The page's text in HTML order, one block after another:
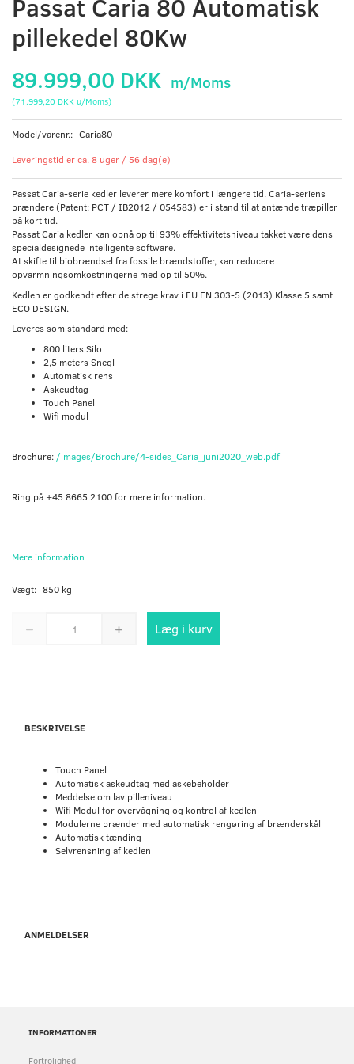
Passat Caria 80 Automatisk
pillekedel 80Kw
89.999,00 DKK m/Moms
(71.999,20 DKK u/Moms)
Model/varenr.: Caria80
Leveringstid er ca. 8 uger / 56 dag(e)
Passat Caria-serie kedler leverer mere komfort i længere tid. Caria-seriens
brændere (Patent: PCT / IB2012 / 054583) er i stand til at antænde træpiller
på kort tid.
Passat Caria kedler kan opnå op til 93% effektivitetsniveau takket være dens
specialdesignede intelligente software.
At skifte til biobrændsel fra fossile brændstoffer, kan reducere
opvarmningsomkostningerne med op til 50%.
Kedlen er godkendt efter de strege krav i EU EN 303-5 (2013) Klasse 5 samt
ECO DESIGN.
Leveres som standard med:
800 liters Silo
2,5 meters Snegl
Automatisk rens
Askeudtag
Touch Panel
Wifi modul
Brochure: /images/Brochure/4-sides_Caria_juni2020_web.pdf
Ring på +45 8665 2100 for mere information.
Mere information
Vægt: 850 kg
Læg i kurv
BESKRIVELSE
Touch Panel
Automatisk askeudtag med askebeholder
Meddelse om lav pilleniveau
Wifi Modul for overvågning og kontrol af kedlen
Modulerne brænder med automatisk rengøring af brænderskål
Automatisk tænding
Selvrensning af kedlen
ANMELDELSER
INFORMATIONER
Fortrolighed